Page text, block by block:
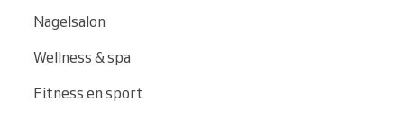
Nagelsalon
Wellness & spa
Fitness en sport